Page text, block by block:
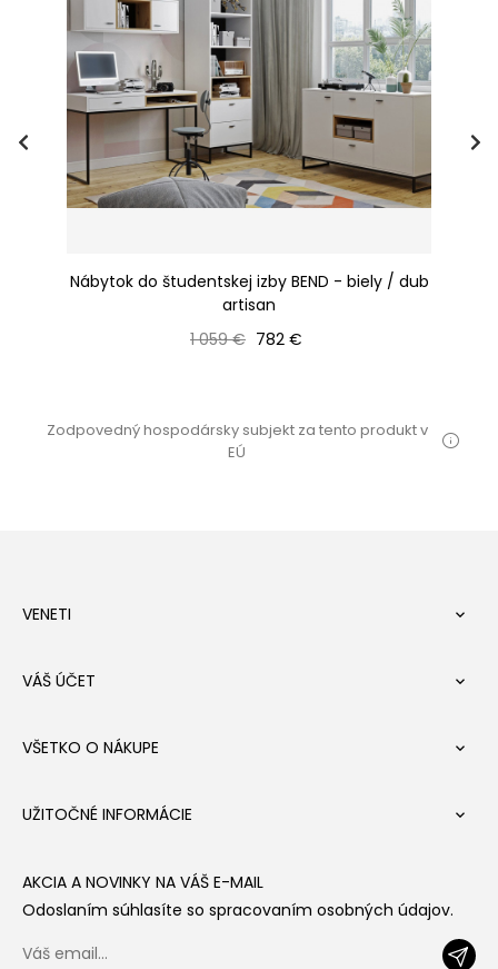
Nábytok do študentskej izby BEND - biely / dub
artisan
Bežná cena
1 059 € Cena
782 €
Zodpovedný hospodársky subjekt za tento produkt v
EÚ
VENETI 
VÁŠ ÚČET 
VŠETKO O NÁKUPE 
UŽITOČNÉ INFORMÁCIE 
AKCIA A NOVINKY NA VÁŠ E-MAIL
Odoslaním súhlasíte so spracovaním osobných údajov.